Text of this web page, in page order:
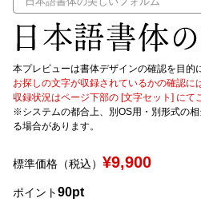
リセット
本プレビューは書体デザインの確認を目的
お探しの文字が収録されているかの確認に
収録状況はページ下部の [文字セット] にて
※システムの都合上、別OS用・別形式の
る場合があります。
標準価格（税込） ¥9,900
ポイント90pt